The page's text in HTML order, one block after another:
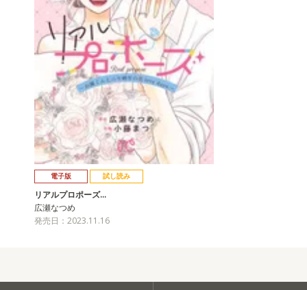
電子版 試し読み
リアルプロポーズ…
広瀬なつめ
発売日：2023.11.16